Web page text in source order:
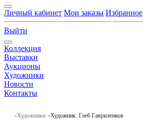
Личный кабинет Мои заказы Избранное
Выйти
Коллекция
Выставки
Аукционы
Художники
Новости
Контакты
Художники Художник: Глеб Гавриленков